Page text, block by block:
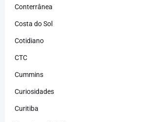
Conterrânea
Costa do Sol
Cotidiano
CTC
Cummins
Curiosidades
Curitiba